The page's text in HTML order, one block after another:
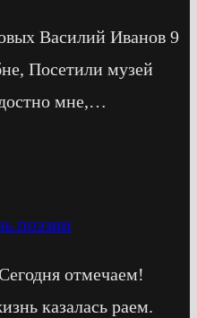
Василий Иванов 9
Посетили музей
мне,…
поэзии
отмечаем!
казалась раем.